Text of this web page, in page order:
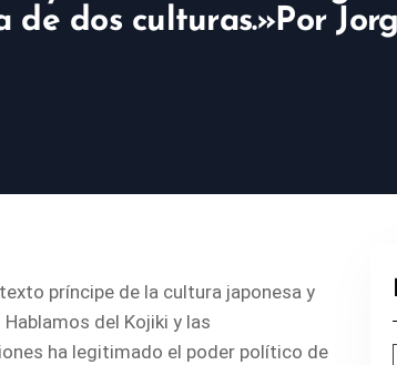
dos culturas.»Por
príncipe de la cultura japonesa y
del Kojiki y las
ha legitimado el poder político de